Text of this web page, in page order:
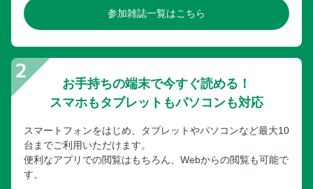
参加雑誌一覧はこちら
お手持ちの端末で今すぐ読める！
スマホもタブレットもパソコンも対応
スマートフォンをはじめ、タブレットやパソコンなど最大10
台までご利用いただけます。
便利なアプリでの閲覧はもちろん、Webからの閲覧も可能で
す。